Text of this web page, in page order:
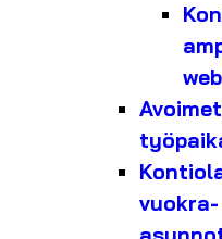
Avoimet
vuokra-